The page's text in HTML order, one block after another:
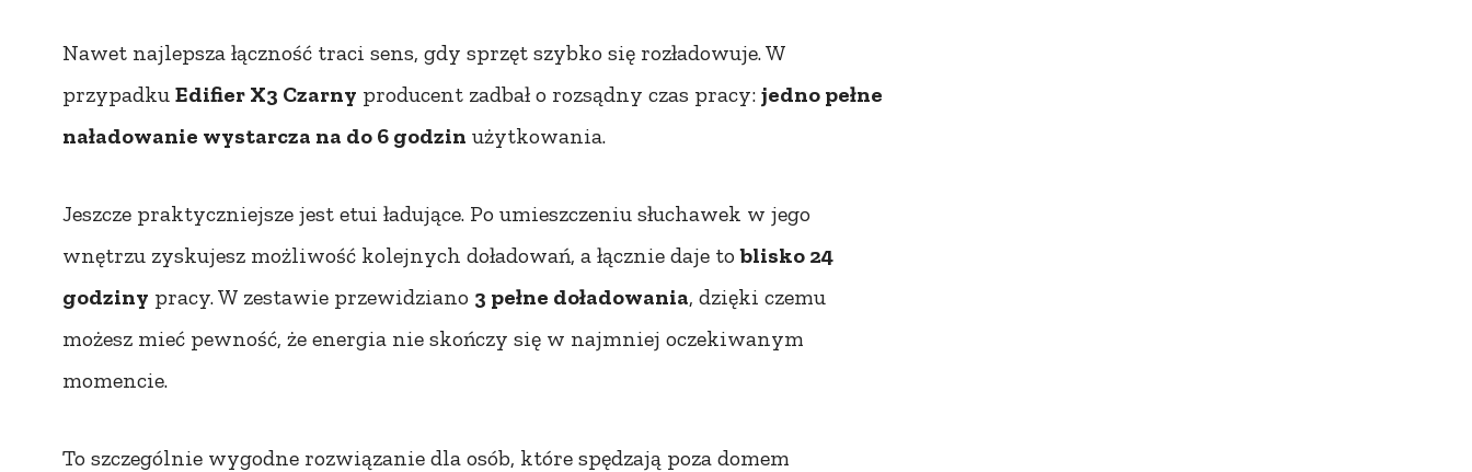
Nawet najlepsza łączność traci sens, gdy sprzęt szybko się rozładowuje. W
przypadku Edifier X3 Czarny producent zadbał o rozsądny czas pracy: jedno pełne
naładowanie wystarcza na do 6 godzin użytkowania.
Jeszcze praktyczniejsze jest etui ładujące. Po umieszczeniu słuchawek w jego
wnętrzu zyskujesz możliwość kolejnych doładowań, a łącznie daje toblisko 24
godziny pracy. W zestawie przewidziano 3 pełne doładowania, dzięki czemu
możesz mieć pewność, że energia nie skończy się w najmniej oczekiwanym
momencie.
To szczególnie wygodne rozwiązanie dla osób, które spędzają poza domem